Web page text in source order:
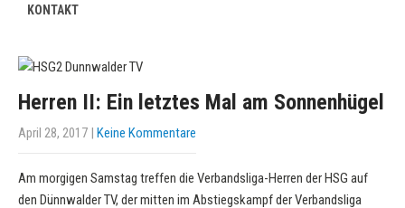
KONTAKT
Herren II: Ein letztes Mal am Sonnenhügel
April 28, 2017 | Keine Kommentare
Am morgigen Samstag treffen die Verbandsliga-Herren der HSG auf
den Dünnwalder TV, der mitten im Abstiegskampf der Verbandsliga